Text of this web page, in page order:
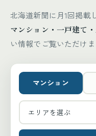
北海道新聞に月1回掲載
マンション・一戸建て
い情報でご覧いただけま
マンション